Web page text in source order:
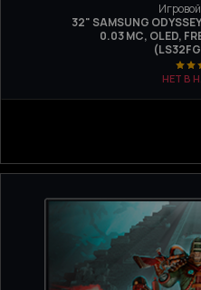
32" SAMSUNG
0.03 МС, OLED,
НЕТ В